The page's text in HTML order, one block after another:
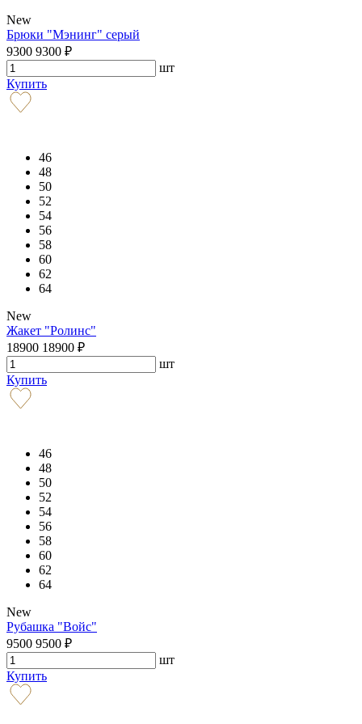
New
Брюки "Мэнинг" серый
9300 9300 ₽
шт
Купить
46
48
50
52
54
56
58
60
62
64
New
Жакет "Ролинс"
18900 18900 ₽
шт
Купить
46
48
50
52
54
56
58
60
62
64
New
Рубашка "Войс"
9500 9500 ₽
шт
Купить